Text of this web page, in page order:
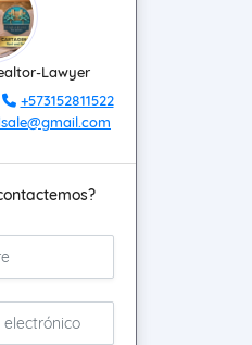
Lawyer
+573152811522